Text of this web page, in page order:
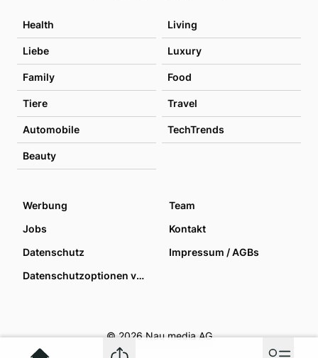
Health Living
Liebe Luxury
Family Food
Tiere Travel
Automobile TechTrends
Beauty
Werbung
Team
Jobs
Kontakt
Datenschutz
Impressum / AGBs
Datenschutzoptionen verwalten
© 2026 Nau media AG